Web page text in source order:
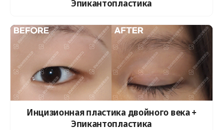
Эпикантопластика
Инцизионная пластика двойного века +
Эпикантопластика